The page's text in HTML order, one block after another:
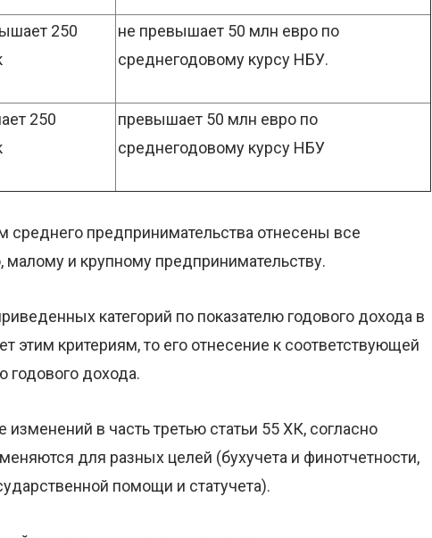
250
не превышает 50 млн евро по
среднегодовому курсу НБУ.
250
превышает 50 млн евро по
среднегодовому курсу НБУ
предпринимательства отнесены все
малому и крупному предпринимательству.
категорий по показателю годового дохода в
этим критериям, то его отнесение к соответствующей
годового дохода.
в часть третью статьи 55 ХК, согласно
для разных целей (бухучета и финотчетности,
помощи и статучета).